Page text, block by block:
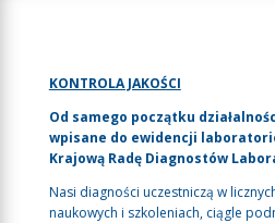
KONTROLA JAKOŚCI
Od samego początku
wpisane do ewidencji
Krajową Radę Diagnostów
Nasi diagności uczestniczą w
naukowych i szkoleniach, ciągle